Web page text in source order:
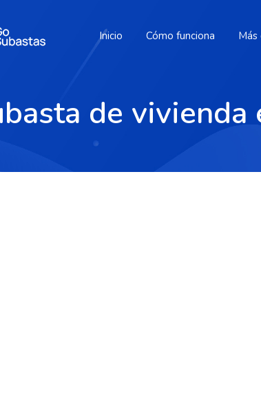
Inicio Cómo funciona Más
de vivienda